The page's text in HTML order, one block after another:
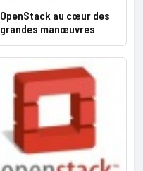
OpenStack au cœur des
grandes manœuvres